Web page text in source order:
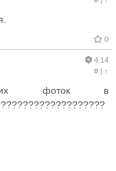
0
4.14
#| ↑
фоток в